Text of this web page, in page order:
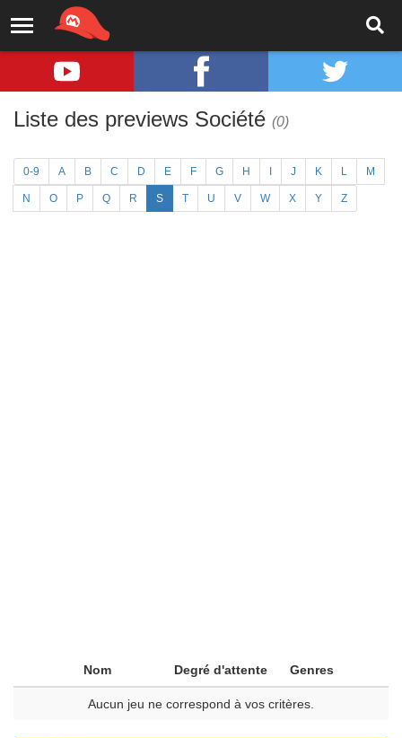
Liste des previews Société (0)
0-9 A B C D E F G H J K L M
N O P Q R S T U V W X Y Z
Nom Degré d'attente Genres
Aucun jeu ne correspond à vos critères.